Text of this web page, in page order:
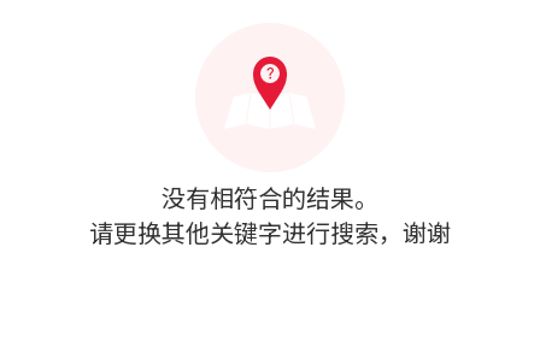
没有相符合的结果。
请更换其他关键字进行搜索，谢谢